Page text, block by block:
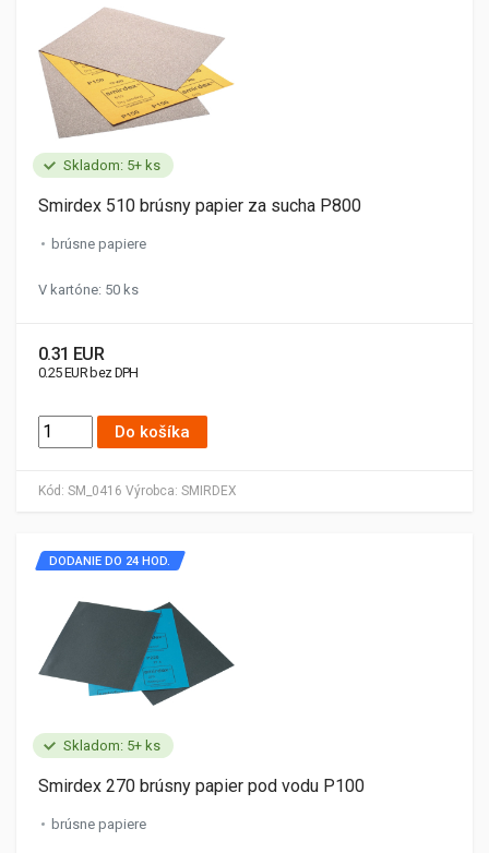
Skladom: 5+ ks
Kód: SM_0416 Výrobca: SMIRDEX
Smirdex 510 brúsny papier za sucha P800
brúsne papiere
V kartóne: 50 ks
0.31 EUR
0.25 EUR bez DPH
Do košíka
Skladom: 5+ ks
DODANIE DO 24 HOD.
Smirdex 270 brúsny papier pod vodu P100
brúsne papiere